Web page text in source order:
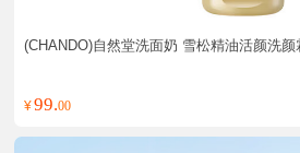
(CHANDO)自然堂洗面奶 雪松精油活颜洗
¥99.00